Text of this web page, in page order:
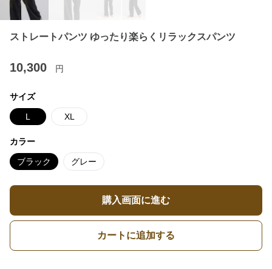
ストレートパンツ ゆったり楽らくリラックスパンツ
10,300 円
サイズ
L XL
カラー
ブラック グレー
購入画面に進む
カートに追加する